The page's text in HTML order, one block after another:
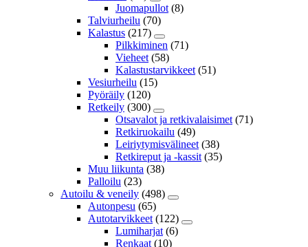
Juomapullot (8)
Talviurheilu (70)
Kalastus (217)
Pilkkiminen (71)
Vieheet (58)
Kalastustarvikkeet (51)
Vesiurheilu (15)
Pyöräily (120)
Retkeily (300)
Otsavalot ja retkivalaisimet (71)
Retkiruokailu (49)
Leiriytymisvälineet (38)
Retkireput ja -kassit (35)
Muu liikunta (38)
Palloilu (23)
Autoilu & veneily (498)
Autonpesu (65)
Autotarvikkeet (122)
Lumiharjat (6)
Renkaat (10)